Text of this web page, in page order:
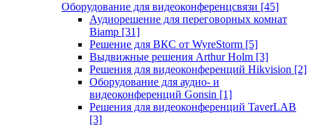
Оборудование для видеоконференцсвязи [45]
Аудиорешение для переговорных комнат
Biamp [31]
Решение для ВКС от WyreStorm [5]
Выдвижные решения Arthur Holm [3]
Решения для видеоконференций Hikvision [2]
Оборудование для аудио- и
видеоконференций Gonsin [1]
Решения для видеоконференций TaverLAB
[3]